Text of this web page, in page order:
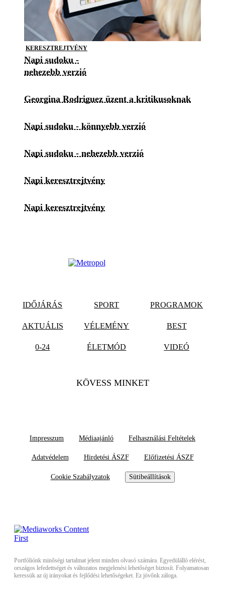
KERESZTREJTVÉNY
Napi sudoku -
nehezebb verzió
Georgina Rodriguez üzent a kritikusoknak
Napi sudoku - könnyebb verzió
Napi sudoku - nehezebb verzió
Napi keresztrejtvény
Napi keresztrejtvény
IDŐJÁRÁS SPORT PROGRAMOK
AKTUÁLIS VÉLEMÉNY BEST
0-24 ÉLETMÓD VIDEÓ
KÖVESS MINKET
Impresszum Médiaajánló Felhasználási Feltételek
Adatvédelem Hirdetési ÁSZF Előfizetési ÁSZF
Cookie Szabályzatok Sütibeállítások
Portfóliónk minőségi tartalmat jelent minden olvasó számára. Egyedülálló elérést,
országos lefedettséget és változatos megjelenési lehetőséget biztosít. Folyamatosan
keressük az új irányokat és fejlődési lehetőségeket. Ez jövőnk záloga.